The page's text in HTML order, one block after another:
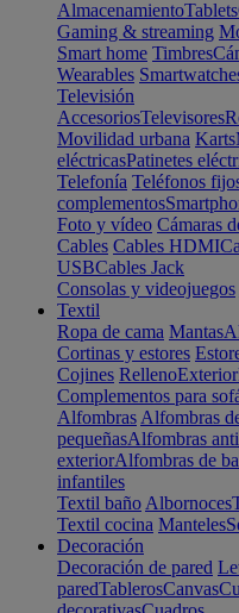
AlmacenamientoTablets
Gaming & streaming
Smart home Timbres
Wearables
Televisión
AccesoriosTelevisores
Movilidad urbana Karts
eléctricasPatinetes
Telefonía Teléfonos
complementos
Foto y vídeo Cámaras
Cables Cables HDMI
USBCables Jack
Consolas y videojuegos
Textil
Ropa de cama Mantas
Cortinas y estores
Cojines RellenoExterior
Complementos para
Alfombras Alfombras
pequeñasAlfombras
exteriorAlfombras de
infantiles
Textil baño Albornoces
Textil cocina Manteles
Decoración
Decoración de pared
paredTablerosCanvas